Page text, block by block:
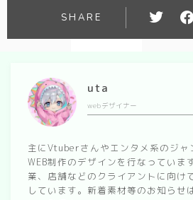
SHARE
uta
webデザイナー
主にVtuberさんやエンタメ系のジャ
WEB制作のデザインを行なっていま
業、店舗などのクライアントに向け
しています。新着素材等のお知ら